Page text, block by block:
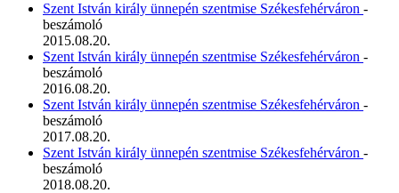
Szent István király ünnepén szentmise Székesfehérváron -
beszámoló
2015.08.20.
Szent István király ünnepén szentmise Székesfehérváron -
beszámoló
2016.08.20.
Szent István király ünnepén szentmise Székesfehérváron -
beszámoló
2017.08.20.
Szent István király ünnepén szentmise Székesfehérváron -
beszámoló
2018.08.20.